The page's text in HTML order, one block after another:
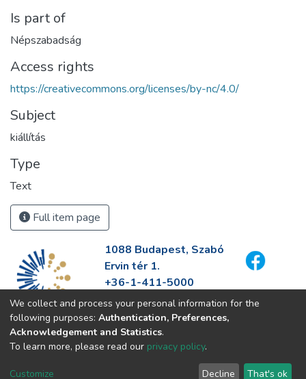
Is part of
Népszabadság
Access rights
https://creativecommons.org/licenses/by-nc/4.0/
Subject
kiállítás
Type
Text
Full item page
1088 Budapest, Szabó
Ervin tér 1.
+36-1-411-5000
info@fszek.hu
https://fszek.hu
We collect and process your personal information for the
following purposes: Authentication, Preferences,
Acknowledgement and Statistics.
To learn more, please read our privacy policy.
Customize Decline That's ok